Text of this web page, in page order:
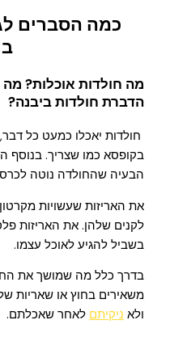
כמה הסברים
מה חולדות אוכלות?
הדברת חולדות ביבנה?
חולדות יאכלו כמעט כל
בקופסא כמו שצריך. בנוסף
הבעיה שהחולדה נוטה
את האריזות שעשויות
לקנים שלהן. את האריזות
בשביל להגיע לאוכל עצמו.
בדרך כלל מה שמושך את
משאירים בחוץ או שאריות
ולא ניקיתם לאחר שאכלתם.